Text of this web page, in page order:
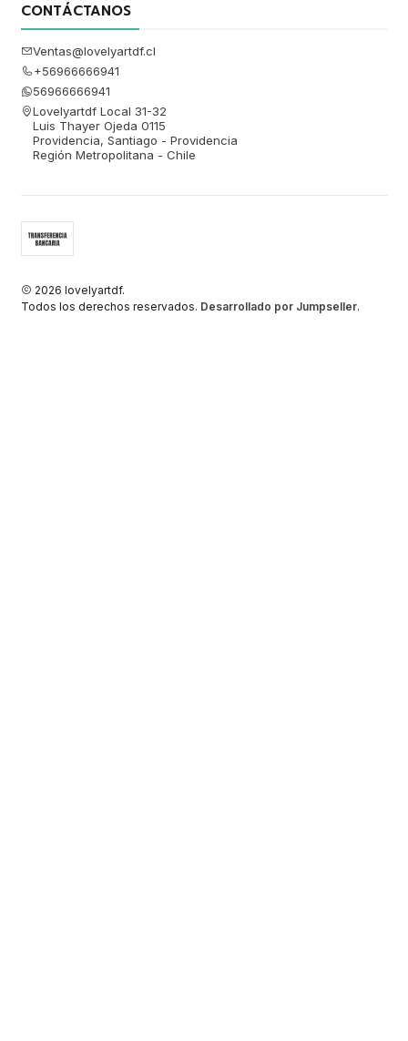
CONTÁCTANOS
Ventas@lovelyartdf.cl
+56966666941
56966666941
Lovelyartdf Local 31-32
Luis Thayer Ojeda 0115
Providencia, Santiago - Providencia
Región Metropolitana - Chile
2026 lovelyartdf.
Todos los derechos reservados. Desarrollado por Jumpseller.